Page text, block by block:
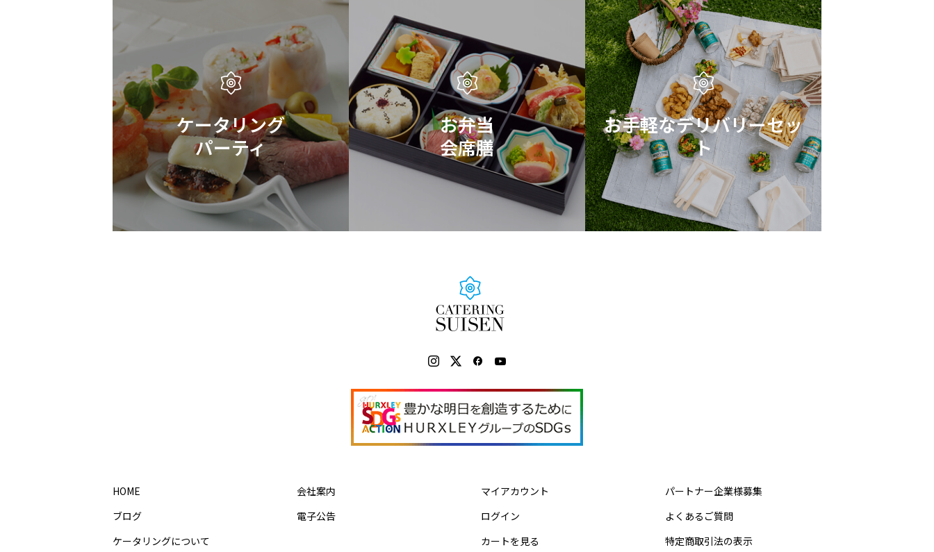
ケータリング
パーティ
お弁当
会席膳
お手軽なデリバリーセッ
ト
HOME
ブログ
ケータリングについて
会社案内
電子公告
マイアカウント
ログイン
カートを見る
パートナー企業様募集
よくあるご質問
特定商取引法の表示